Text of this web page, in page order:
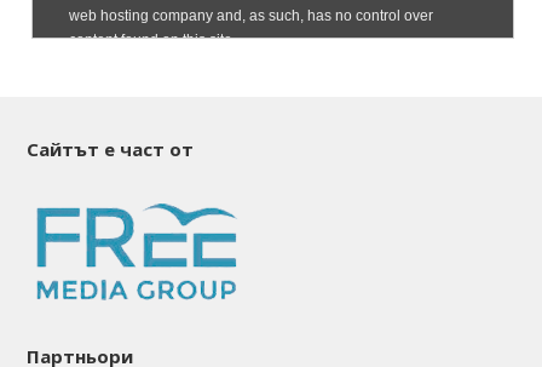
Сайтът е част от
Партньори